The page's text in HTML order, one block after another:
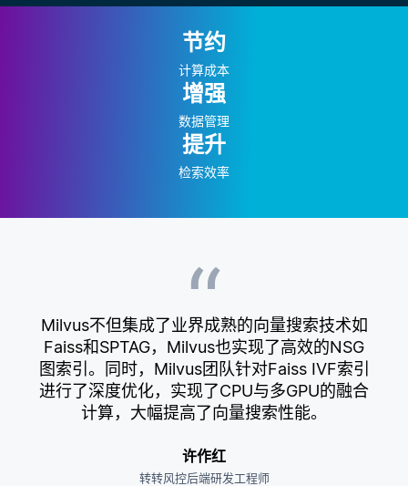
节约
计算成本
增强
数据管理
提升
检索效率
“
Milvus不但集成了业界成熟的向量搜索技术如
Faiss和SPTAG，Milvus也实现了高效的NSG
图索引。同时，Milvus团队针对Faiss IVF索引
进行了深度优化，实现了CPU与多GPU的融合
计算，大幅提高了向量搜索性能。
许作红
转转风控后端研发工程师